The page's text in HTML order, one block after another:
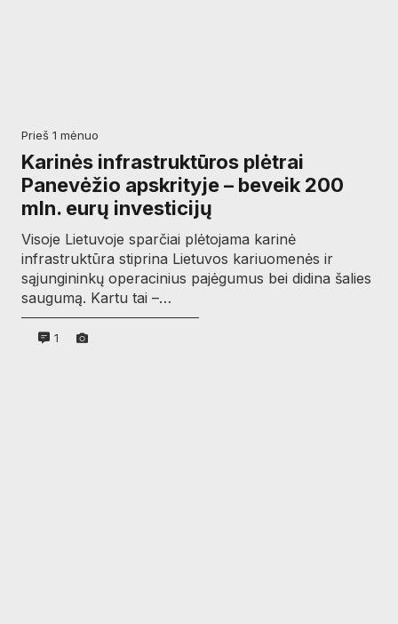
prieš 1 mėnuo
Karinės infrastruktūros plėtrai
Panevėžio apskrityje – beveik 200
mln. eurų investicijų
Visoje Lietuvoje sparčiai plėtojama karinė
infrastruktūra stiprina Lietuvos kariuomenės ir
sąjungininkų operacinius pajėgumus bei didina šalies
saugumą. Kartu tai –…
1